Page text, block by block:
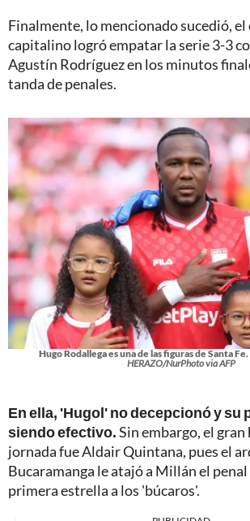
Finalmente, lo mencionado sucedió,
capitalino logró empatar la serie 3-3
Agustín Rodríguez en los minutos
tanda de penales.
Hugo Rodallega es una de las figuras de Santa Fe.
HERAZO/NurPhoto via AFP
En ella, 'Hugol' no decepcionó y su
siendo efectivo.Sin embargo, el gran
jornada fue Aldair Quintana, pues el
Bucaramanga le atajó a Millán el
primera estrella a los 'búcaros'.